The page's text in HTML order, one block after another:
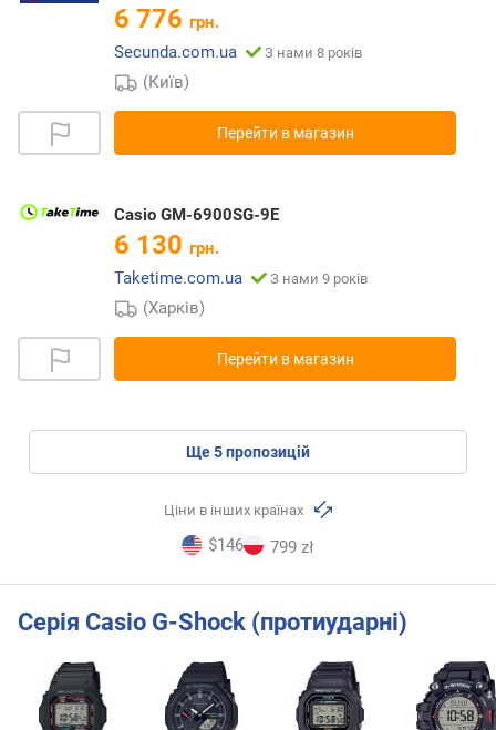
6 776 грн.
Secunda.com.ua
З нами 8 років
(Київ)
Перейти в магазин
Casio GM-6900SG-9E
6 130 грн.
Taketime.com.ua
З нами 9 років
(Харків)
Перейти в магазин
ще5пропозицій
Ціни в інших країнах
$146 799 zł
Серія Casio G-Shock (протиударні)